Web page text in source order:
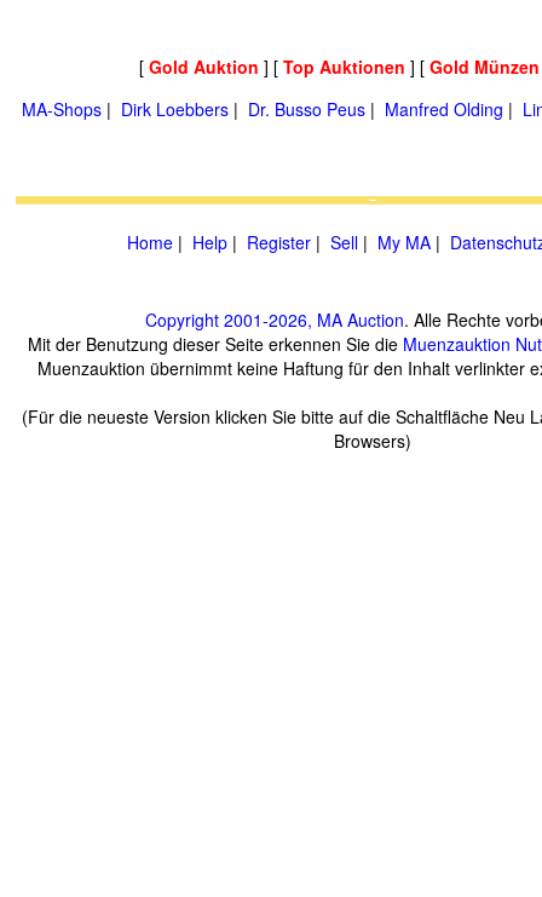
[ Gold Auktion ] [ Top Auktionen ] [ Gold
MA-Shops | Dirk Loebbers | Dr. Busso Peus | Manfred Olding |
Home | Help | Register | Sell | My MA |
Copyright 2001-2026, MA Auction. Alle Rechte
Mit der Benutzung dieser Seite erkennen Sie die Muenzauktion
Muenzauktion übernimmt keine Haftung für den Inhalt verlinkter
(Für die neueste Version klicken Sie bitte auf die Schaltfläche Neu
Browsers)